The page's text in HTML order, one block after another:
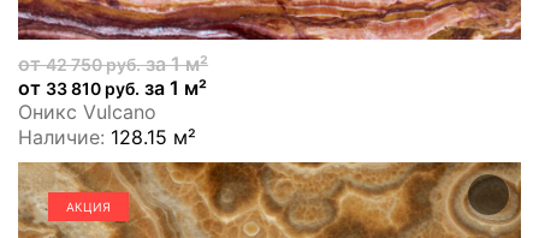
от42 750 руб.за 1 м²
от 33 810 руб. за 1 м²
Оникс Vulcano
Наличие: 128.15 м²
АКЦИЯ